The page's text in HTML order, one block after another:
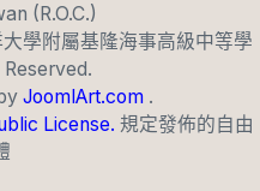
(R.O.C.)
學附屬基隆海事高級中等學
Reserved.
JoomlArt.com .
License. 規定發佈的自由